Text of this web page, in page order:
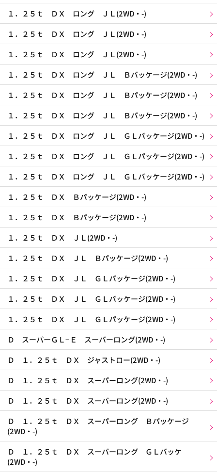
１．２５ｔ ＤＸ ロング ＪＬ(2WD・-)
１．２５ｔ ＤＸ ロング ＪＬ(2WD・-)
１．２５ｔ ＤＸ ロング ＪＬ(2WD・-)
１．２５ｔ ＤＸ ロング ＪＬ Ｂパッケージ(2WD・-)
１．２５ｔ ＤＸ ロング ＪＬ Ｂパッケージ(2WD・-)
１．２５ｔ ＤＸ ロング ＪＬ Ｂパッケージ(2WD・-)
１．２５ｔ ＤＸ ロング ＪＬ ＧＬパッケージ(2WD・-)
１．２５ｔ ＤＸ ロング ＪＬ ＧＬパッケージ(2WD・-)
１．２５ｔ ＤＸ ロング ＪＬ ＧＬパッケージ(2WD・-)
１．２５ｔ ＤＸ Ｂパッケージ(2WD・-)
１．２５ｔ ＤＸ Ｂパッケージ(2WD・-)
１．２５ｔ ＤＸ ＪＬ(2WD・-)
１．２５ｔ ＤＸ ＪＬ Ｂパッケージ(2WD・-)
１．２５ｔ ＤＸ ＪＬ ＧＬパッケージ(2WD・-)
１．２５ｔ ＤＸ ＪＬ ＧＬパッケージ(2WD・-)
１．２５ｔ ＤＸ ＪＬ ＧＬパッケージ(2WD・-)
Ｄ スーパーＧＬ−Ｅ スーパーロング(2WD・-)
Ｄ １．２５ｔ ＤＸ ジャストロー(2WD・-)
Ｄ １．２５ｔ ＤＸ スーパーロング(2WD・-)
Ｄ １．２５ｔ ＤＸ スーパーロング(2WD・-)
Ｄ １．２５ｔ ＤＸ スーパーロング Ｂパッケージ
(2WD・-)
Ｄ １．２５ｔ ＤＸ スーパーロング ＧＬパッケ
(2WD・-)